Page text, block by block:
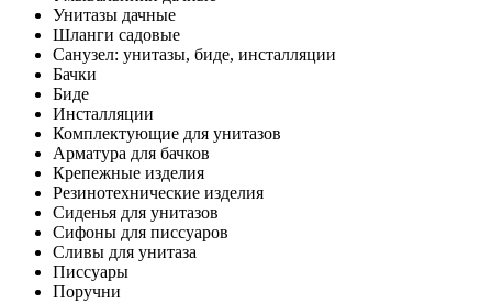
Унитазы дачные
Шланги садовые
Санузел: унитазы, биде, инсталляции
Бачки
Биде
Инсталляции
Комплектующие для унитазов
Арматура для бачков
Крепежные изделия
Резинотехнические изделия
Сиденья для унитазов
Сифоны для писсуаров
Сливы для унитаза
Писсуары
Поручни